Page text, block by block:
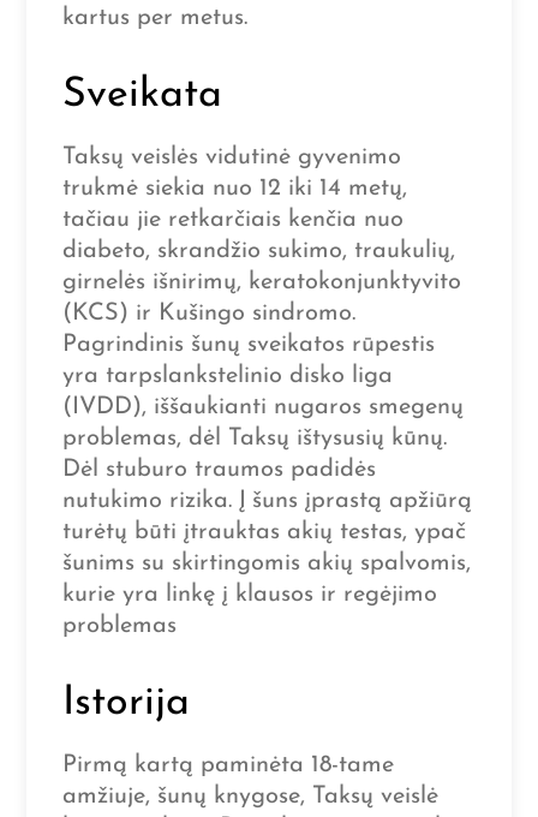
kartus per metus.
Sveikata
Taksų veislės vidutinė gyvenimo
trukmė siekia nuo 12 iki 14 metų,
tačiau jie retkarčiais kenčia nuo
diabeto, skrandžio sukimo, traukulių,
girnelės išnirimų, keratokonjunktyvito
(KCS) ir Kušingo sindromo.
Pagrindinis šunų sveikatos rūpestis
yra tarpslankstelinio disko liga
(IVDD), iššaukianti nugaros smegenų
problemas, dėl Taksų ištysusių kūnų.
Dėl stuburo traumos padidės
nutukimo rizika. Į šuns įprastą apžiūrą
turėtų būti įtrauktas akių testas, ypač
šunims su skirtingomis akių spalvomis,
kurie yra linkę į klausos ir regėjimo
problemas
Istorija
Pirmą kartą paminėta 18-tame
amžiuje, šunų knygose, Taksų veislė